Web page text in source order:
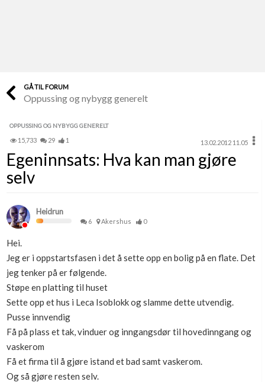
Finn håndverkere
Papirer som mangler
Skaff dokumentasjon som mangler
Boligmappa+
Få mer ut av Boligmappa
GÅ TIL FORUM
Oppussing og nybygg generelt
OPPUSSING OG NYBYGG GENERELT
15,733 29 1 13.02.2012 11.05
Egeninnsats: Hva kan man gjøre
selv
Heidrun
6 Akershus 0
Hei.
Jeg er i oppstartsfasen i det å sette opp en bolig på en flate. Det
jeg tenker på er følgende.
Støpe en platting til huset
Sette opp et hus i Leca Isoblokk og slamme dette utvendig.
Pusse innvendig
Få på plass et tak, vinduer og inngangsdør til hovedinngang og
vaskerom
Få et firma til å gjøre istand et bad samt vaskerom.
Og så gjøre resten selv.